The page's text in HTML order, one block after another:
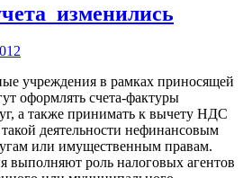
изменились
учреждения в рамках приносящей
оформлять счета-фактуры
а также принимать к вычету НДС
деятельности нефинансовым
или имущественным правам.
выполняют роль налоговых агентов